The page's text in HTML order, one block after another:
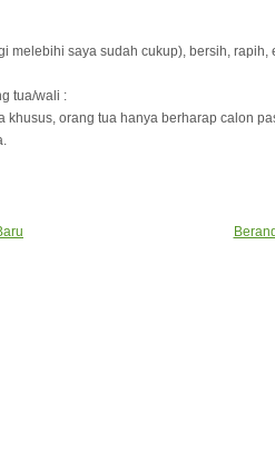
melebihi saya sudah cukup), bersih, rapih,
tua/wali :
khusus, orang tua hanya berharap calon